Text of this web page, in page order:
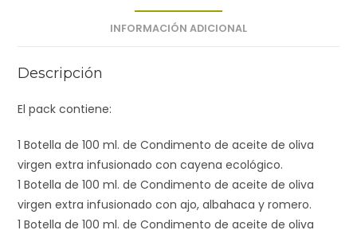
INFORMACIÓN ADICIONAL
Descripción
El pack contiene:
1 Botella de 100 ml. de Condimento de aceite de oliva
virgen extra infusionado con cayena ecológico.
1 Botella de 100 ml. de Condimento de aceite de oliva
virgen extra infusionado con ajo, albahaca y romero.
1 Botella de 100 ml. de Condimento de aceite de oliva